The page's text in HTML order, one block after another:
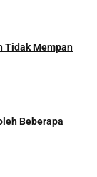
Tidak Mempan
Beberapa